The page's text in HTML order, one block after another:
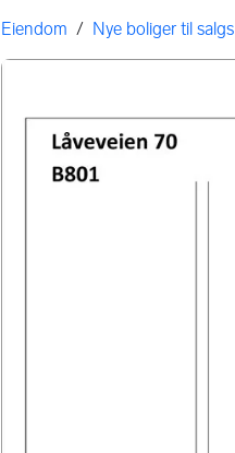
Her er du
Eiendom / Nye boliger til salgs
Bildegalleri